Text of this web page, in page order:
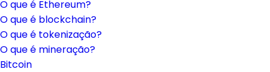
O que é Ethereum?
O que é blockchain?
O que é tokenização?
O que é mineração?
Bitcoin